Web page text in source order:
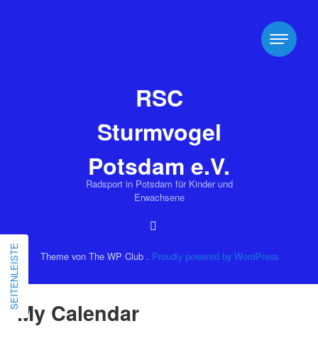
My Calendar
SEITENLEISTE
Sa So
31 September
RSC
Sturmvogel
Potsdam e.V.
Radsport in Potsdam für Kinder und
Erwachsene
Theme von The WP Club . Proudly powered by WordPress